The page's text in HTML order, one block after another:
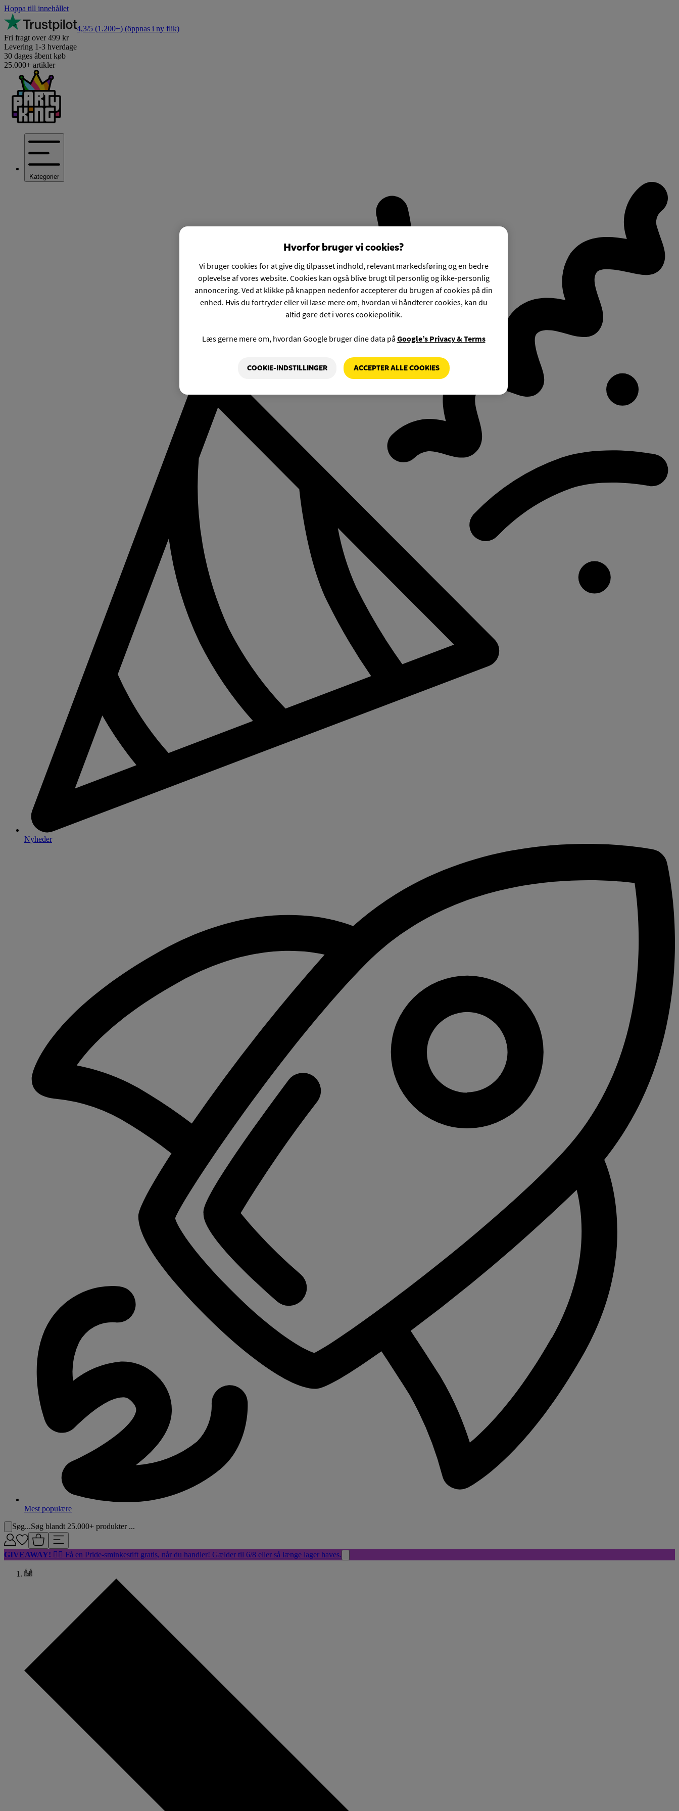
Hoppa till innehållet
4,3/5 (1.200+) (öppnas i ny flik)
Fri fragt over 499 kr
Levering 1-3 hverdage
30 dages åbent køb
25.000+ artikler
Kategorier
Nyheder
Mest populære
Søg...Søg blandt 25.000+ produkter ...
GIVEAWAY! 🏳️‍🌈 Få en Pride-sminkestift gratis, når du handler! Gælder til 6/8 eller så længe lager haves.
Hvorfor bruger vi cookies?
Vi bruger cookies for at give dig tilpasset indhold, relevant markedsføring og en bedre
oplevelse af vores website. Cookies kan også blive brugt til personlig og ikke-personlig
annoncering. Ved at klikke på knappen nedenfor accepterer du brugen af cookies på din
enhed. Hvis du fortryder eller vil læse mere om, hvordan vi håndterer cookies, kan du
altid gøre det i vores cookiepolitik.
Læs gerne mere om, hvordan Google bruger dine data på Google’s Privacy & Terms
COOKIE-INDSTILLINGER ACCEPTER ALLE COOKIES